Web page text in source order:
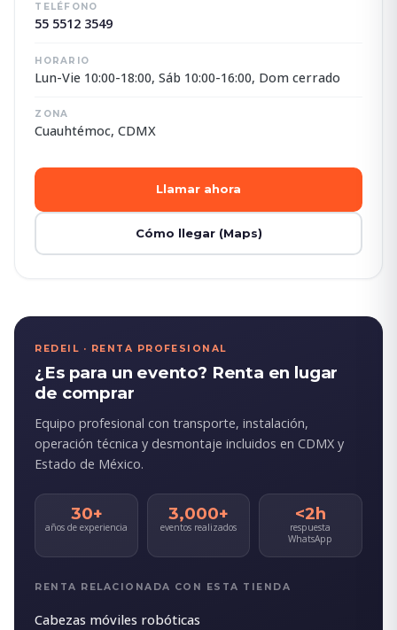
TELÉFONO
55 5512 3549
HORARIO
Lun-Vie 10:00-18:00, Sáb 10:00-16:00, Dom cerrado
ZONA
Cuauhtémoc, CDMX
Llamar ahora
Cómo llegar (Maps)
REDEIL · RENTA PROFESIONAL
¿Es para un evento? Renta en lugar
de comprar
Equipo profesional con transporte, instalación,
operación técnica y desmontaje incluidos en CDMX y
Estado de México.
30+
años de experiencia
3,000+
eventos realizados
<2h
respuesta
WhatsApp
RENTA RELACIONADA CON ESTA TIENDA
Cabezas móviles robóticas